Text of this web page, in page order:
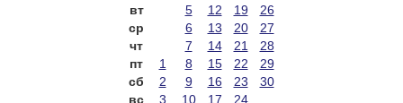
вт
5 12 19
26
ср
6 13 20
27
чт
7 14 21
28
пт
1 8 15 22
29
сб
2 9 16 23
30
вс
3 10 17 24